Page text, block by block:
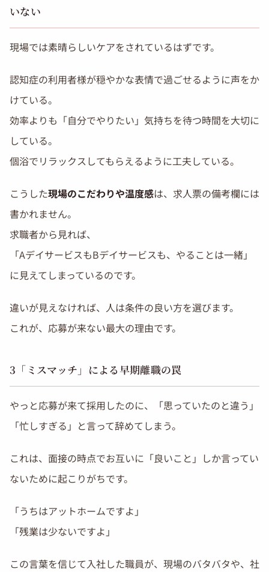
いない
現場では素晴らしいケアをされているはずです。
認知症の利用者様が穏やかな表情で過ごせるように声をか
けている。
効率よりも「自分でやりたい」気持ちを待つ時間を大切に
している。
個浴でリラックスしてもらえるように工夫している。
こうした現場のこだわりや温度感は、求人票の備考欄には
書かれません。
求職者から見れば、
「AデイサービスもBデイサービスも、やることは一緒」
に見えてしまっているのです。
違いが見えなければ、人は条件の良い方を選びます。
これが、応募が来ない最大の理由です。
3「ミスマッチ」による早期離職の罠
やっと応募が来て採用したのに、「思っていたのと違う」
「忙しすぎる」と言って辞めてしまう。
これは、面接の時点でお互いに「良いこと」しか言ってい
ないために起こりがちです。
「うちはアットホームですよ」
「残業は少ないですよ」
この言葉を信じて入社した職員が、現場のバタバタや、社